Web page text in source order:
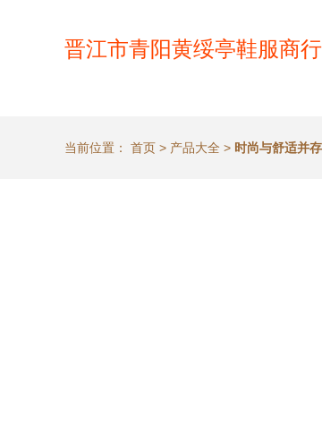
晋江市青阳黄绥亭鞋服商行
当前位置： 首页 > 产品大全 > 时尚与舒适并